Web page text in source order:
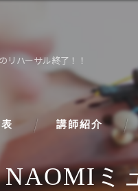
リハーサル終了！！
講師紹介
NAOMI